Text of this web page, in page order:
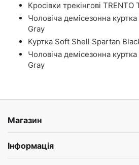
Кросівки трекінгові TRENTO
Чоловіча демісезонна
Gray
Куртка Soft Shell Spartan
Чоловіча демісезонна
Gray
Магазин
Інформація